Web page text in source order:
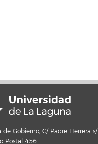
de Gobierno, C/ Padre Herrera
Postal 456